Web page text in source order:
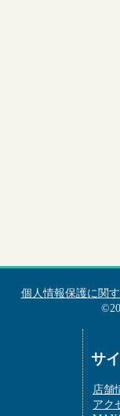
個人情報保護に関
サ
店舗
アク